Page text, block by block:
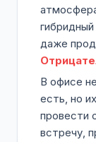
даже
В офисе
есть, но
провести
встречу,